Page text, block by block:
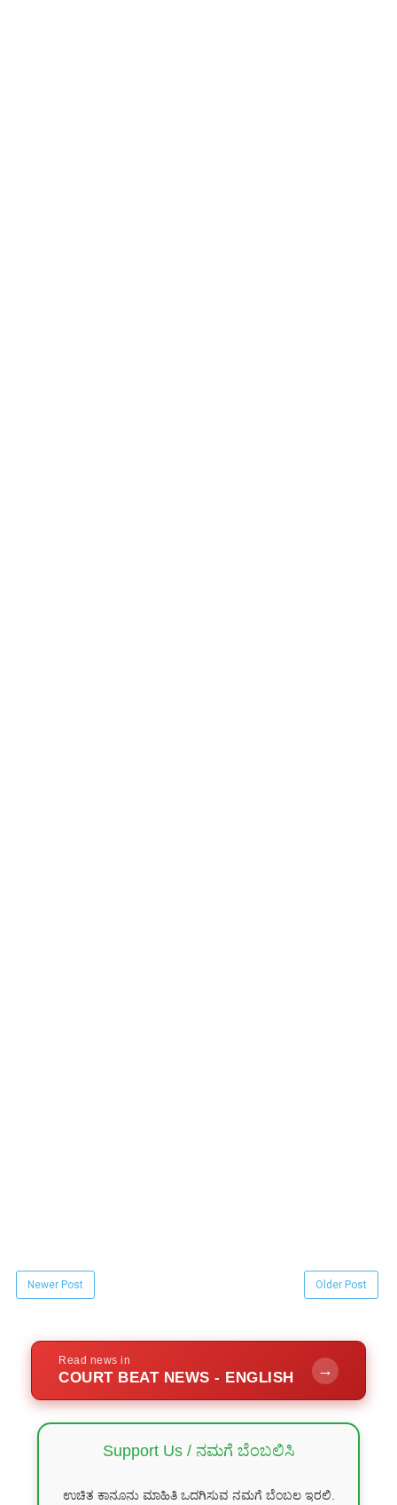
Newer Post Older Post
Read news in
COURT BEAT NEWS - ENGLISH →
Support Us / ನಮಗೆ ಬೆಂಬಲಿಸಿ
ಉಚಿತ ಕಾನೂನು ಮಾಹಿತಿ ಒದಗಿಸುವ ನಮಗೆ ಬೆಂಬಲ ಇರಲಿ.